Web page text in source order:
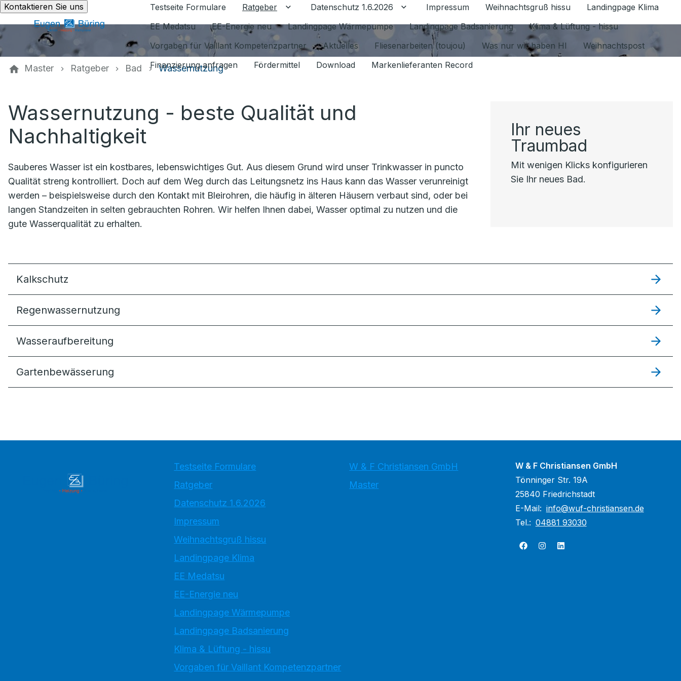
Kontaktieren Sie uns Testseite Formulare Ratgeber Untermenü für Ratgeber umschalten
Datenschutz 1.6.2026 Untermenü für Datenschutz 1.6.2026 umschalten
Impressum Weihnachtsgruß hissu
Landingpage Klima
EE Medatsu
EE-Energie neu Landingpage Wärmepumpe Landingpage Badsanierung
Klima & Lüftung - hissu
Vorgaben für Vaillant Kompetenzpartner
Aktuelles Fliesenarbeiten (toujou) Was nur wir haben HI
Weihnachtspost
Finanzierung anfragen
Fördermittel Download Markenlieferanten Record
Master Ratgeber Bad Wassernutzung
Wassernutzung - beste Qualität und
Nachhaltigkeit
Sauberes Wasser ist ein kostbares, lebenswichtiges Gut. Aus diesem Grund wird unser Trinkwasser in puncto
Qualität streng kontrolliert. Doch auf dem Weg durch das Leitungsnetz ins Haus kann das Wasser verunreinigt
werden – beispielsweise durch den Kontakt mit Bleirohren, die häufig in älteren Häusern verbaut sind, oder bei
langen Standzeiten in selten gebrauchten Rohren. Wir helfen Ihnen dabei, Wasser optimal zu nutzen und die
gute Wasserqualität zu erhalten.
Ihr neues
Traumbad
Mit wenigen Klicks konfigurieren
Sie Ihr neues Bad.
Kalkschutz
Regenwassernutzung
Wasseraufbereitung
Gartenbewässerung
Testseite Formulare
Ratgeber
Datenschutz 1.6.2026
Impressum
Weihnachtsgruß hissu
Landingpage Klima
EE Medatsu
EE-Energie neu
Landingpage Wärmepumpe
Landingpage Badsanierung
Klima & Lüftung - hissu
Vorgaben für Vaillant Kompetenzpartner
W & F Christiansen GmbH
Master
W & F Christiansen GmbH
Tönninger Str. 19A
25840 Friedrichstadt
E-Mail: info@wuf-christiansen.de
Tel.: 04881 93030